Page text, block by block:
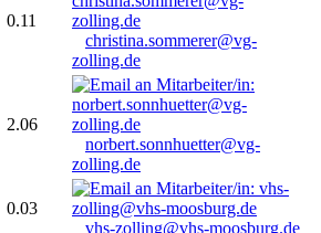
0.11
christina.sommerer@vg-
zolling.de
2.06
norbert.sonnhuetter@vg-
zolling.de
0.03
vhs-zolling@vhs-moosburg.de